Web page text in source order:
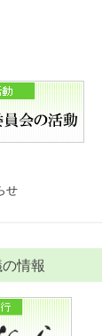
せ
情報